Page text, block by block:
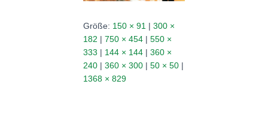
Größe: 150 × 91 | 300 ×
182 | 750 × 454 | 550 ×
333 | 144 × 144 | 360 ×
240 | 360 × 300 | 50 × 50 |
1368 × 829